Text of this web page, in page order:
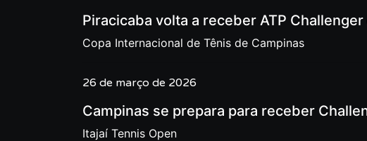
Piracicaba volta a receber ATP
Copa Internacional de Tênis de Campinas
26 de março de 2026
Campinas se prepara para receber
Itajaí Tennis Open